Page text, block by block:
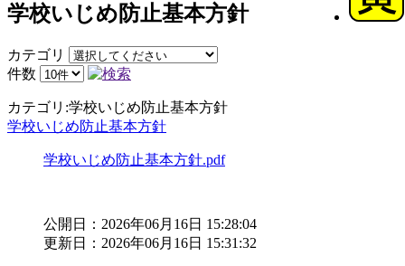
学校いじめ防止基本方針
カテゴリ
件数
カテゴリ:学校いじめ防止基本方針
学校いじめ防止基本方針
学校いじめ防止基本方針.pdf
公開日：2026年06月16日 15:28:04
更新日：2026年06月16日 15:31:32